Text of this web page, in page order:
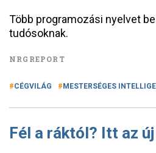
Több programozási nyelvet
tudósoknak.
NRGREPORT
CÉGVILÁG MESTERSÉGES
Fél a ráktól? Itt az